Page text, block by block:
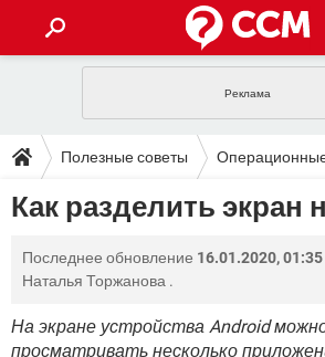
INSTAGRAM
ИГРЫ
GOOGLE
ПОЛЕЗНЫЕ СОВЕТЫ
TIKTOK
WHATSAPP
FACEBOOK ИГРЫ
ВИДЕО GOOGLE
ЗАГРУЗКИ
WHATSAPP
WINDOWS 10
ФОРУМ
WHATSAPP
TIKTOK
Полезные советы
Как разделить экран
Последнее обновление 16.01.2020, 01:35
Наталья Торжанова .
На экране устройства Android
просматривать несколько